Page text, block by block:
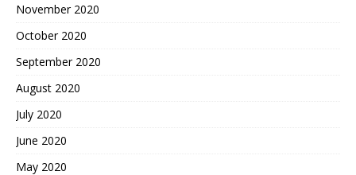
November 2020
October 2020
September 2020
August 2020
July 2020
June 2020
May 2020